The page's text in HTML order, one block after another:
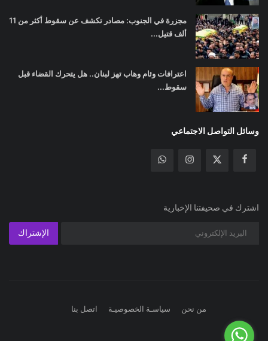
مجزرة في الجنوب: مصادر تكشف عن سقوط أكثر من 11
ألف قتيل...
اعترافات وئام وهاب تهز لبنان.. هل يتحرك القضاء قبل
سقوط...
وسائل التواصل الاجتماعي
اشترك في صحيفتنا الإخبارية
الإشتراك
من نحن سياسـة الخصوصيـة اتصل بنا